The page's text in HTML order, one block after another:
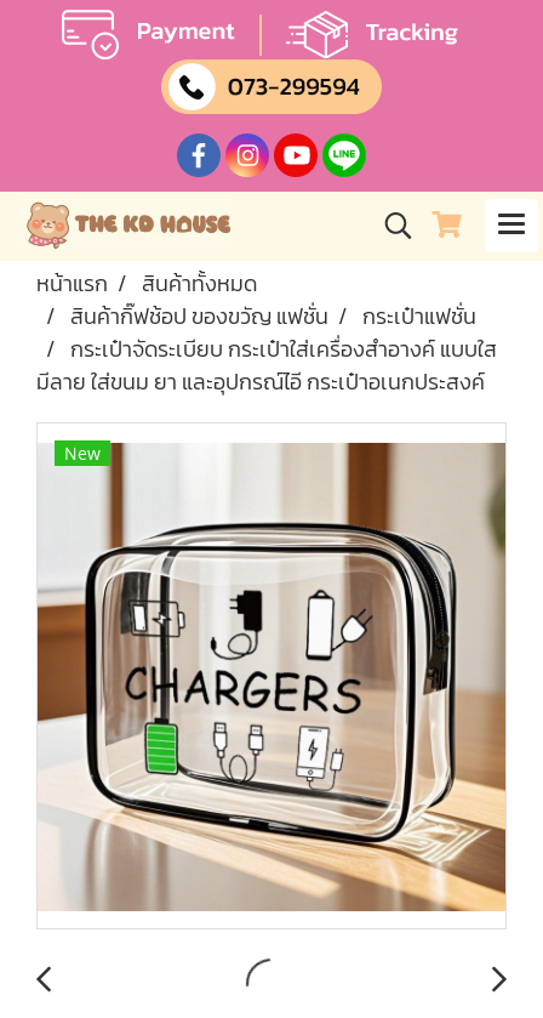
หน้าแรก
สินค้าทั้งหมด
สินค้ากิ๊ฟช้อป ของขวัญ แฟชั่น
กระเป๋าแฟชั่น
กระเป๋าจัดระเบียบ กระเป๋าใส่เครื่องสำอางค์ แบบใส
มีลาย ใส่ขนม ยา และอุปกรณ์ไอี กระเป๋าอเนกประสงค์
New